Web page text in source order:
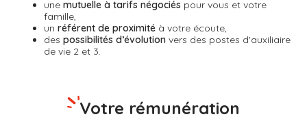
une mutuelle à tarifs négociés pour vous et votre
famille,
un référent de proximité à votre écoute,
des possibilités d’évolution vers des postes d'auxiliaire
de vie 2 et 3.
Votre rémunération